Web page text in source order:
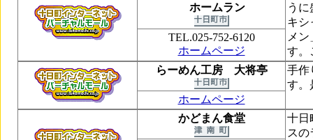
ホームラン
う
キシ
メ
す。
TEL.025-752-6120
ホームページ
らーめん工房 大将亭
手作
す。
ホームページ
かどまん食堂
十日
スの